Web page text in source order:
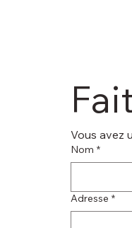
Vous avez
Nom *
Adresse *